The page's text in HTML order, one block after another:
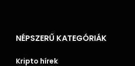
NÉPSZERŰ KATEGÓRIÁK
Kripto hírek